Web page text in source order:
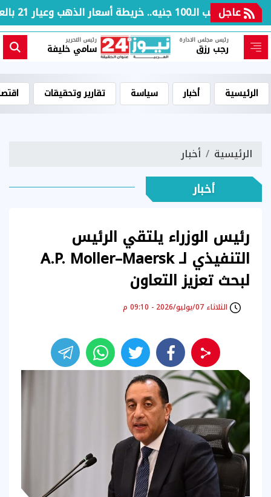
عاجل
بعد مكاسب الـ100 جنيه.. خريطة أسعار الذهب وعيار 21 بالعطلة الأسبوعية
رئيس مجلس الادارة
رجب رزق
رئيس التحرير
سامي خليفة
الرئيسية أخبار سياسة تقارير وتحقيقات
الرئيسية أخبار
أخبار
رئيس الوزراء يلتقي الرئيس
التنفيذي لـ A.P. Moller–Maersk
لبحث تعزيز التعاون
الثلاثاء 07/يوليو/2026 - 09:10 م